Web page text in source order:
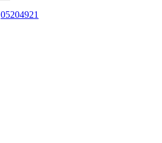
05204921